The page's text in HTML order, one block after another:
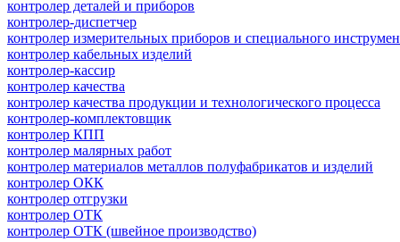
контролер деталей и приборов
контролер-диспетчер
контролер измерительных приборов и специального
контролер кабельных изделий
контролер-кассир
контролер качества
контролер качества продукции и технологического процесса
контролер-комплектовщик
контролер КПП
контролер малярных работ
контролер материалов металлов полуфабрикатов и изделий
контролер ОКК
контролер отгрузки
контролер ОТК
контролер ОТК (швейное производство)